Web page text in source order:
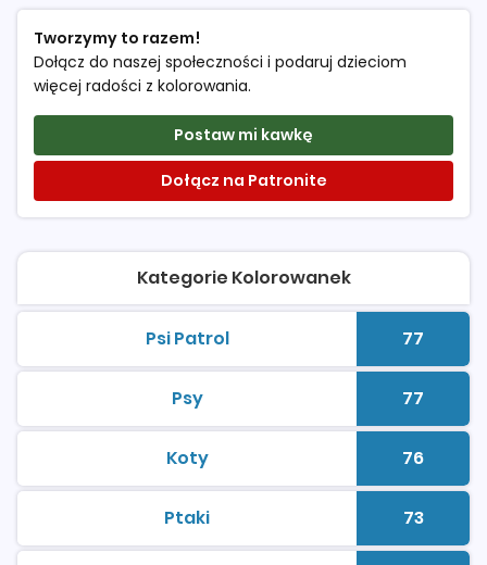
Tworzymy to razem!
Dołącz do naszej społeczności i podaruj dzieciom
więcej radości z kolorowania.
Postaw mi kawkę
Dołącz na Patronite
Kategorie Kolorowanek
Psi Patrolkolorowanki do druku Liczba
77
Psy
kolorowanki do druku Liczba
77
Koty
kolorowanki do druku Liczba
76
Ptakikolorowanki do druku Liczba
73